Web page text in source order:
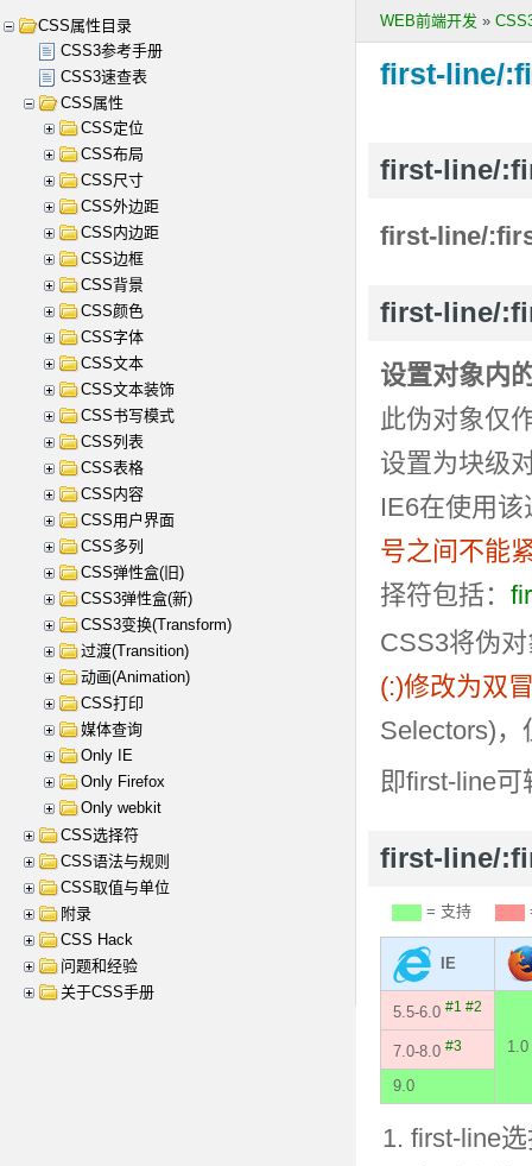
WEB前端开发 »
first-line/
first-line/
first-line/
first-line/
设置对象内
此伪对象仅
设置为块级
IE6在使用
号之间不能
择符包括：
CSS3将伪
(:)修改为双
Selectors)
即first-line
first-line/
= 支持
IE
5.5-6.0 #1 #2
1.0
7.0-8.0 #3
9.0
first-line
CSS属性目录
CSS3参考手册
CSS3速查表
CSS属性
CSS定位
CSS布局
CSS尺寸
CSS外边距
CSS内边距
CSS边框
CSS背景
CSS颜色
CSS字体
CSS文本
CSS文本装饰
CSS书写模式
CSS列表
CSS表格
CSS内容
CSS用户界面
CSS多列
CSS弹性盒(旧)
CSS3弹性盒(新)
CSS3变换(Transform)
过渡(Transition)
动画(Animation)
CSS打印
媒体查询
Only IE
Only Firefox
Only webkit
CSS选择符
CSS语法与规则
CSS取值与单位
附录
CSS Hack
问题和经验
关于CSS手册